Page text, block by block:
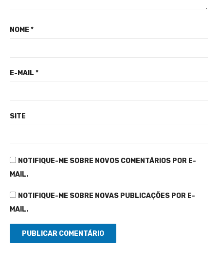
NOME *
E-MAIL *
SITE
NOTIFIQUE-ME SOBRE NOVOS COMENTÁRIOS POR E-
MAIL.
NOTIFIQUE-ME SOBRE NOVAS PUBLICAÇÕES POR E-
MAIL.